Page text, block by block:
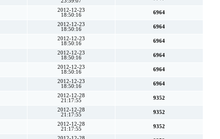
2012-12-23
18:50:16
6964
2012-12-23
18:50:16
6964
2012-12-23
18:50:16
6964
2012-12-23
18:50:16
6964
2012-12-23
18:50:16
6964
2012-12-23
18:50:16
6964
2012-12-28
21:17:55
9352
2012-12-28
21:17:55
9352
2012-12-28
21:17:55
9352